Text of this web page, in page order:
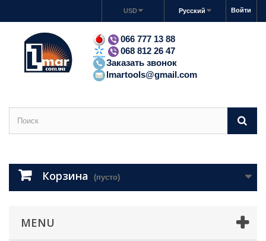
Войти
Русский
USD
066 777 13 88
068 812 26 47
Заказать звонок
lmartools@gmail.com
Корзина (пусто)
MENU